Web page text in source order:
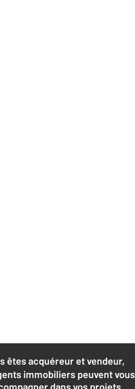
êtes acquéreur et vendeur,
immobiliers peuvent vous
dans vos projets